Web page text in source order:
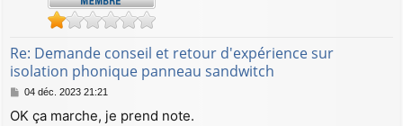
Re: Demande conseil et retour d'expérience sur
isolation phonique panneau sandwitch
M
s
04 déc. 2023 21:21
OK ça marche, je prend note.